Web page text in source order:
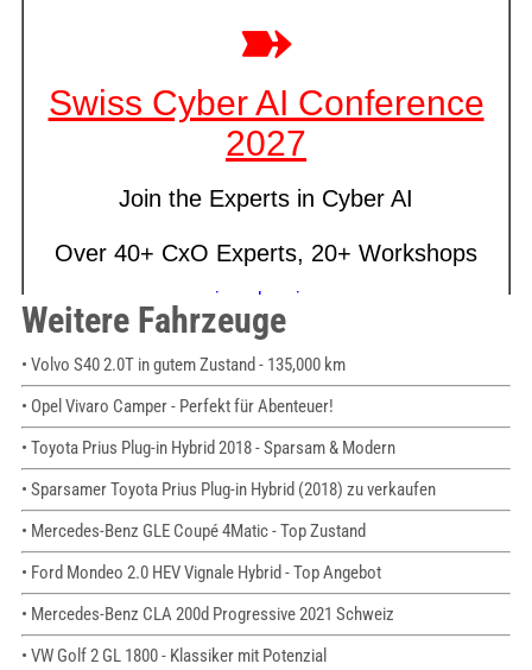
Weitere Fahrzeuge
• Volvo S40 2.0T in gutem Zustand - 135,000 km
• Opel Vivaro Camper - Perfekt für Abenteuer!
• Toyota Prius Plug-in Hybrid 2018 - Sparsam & Modern
• Sparsamer Toyota Prius Plug-in Hybrid (2018) zu verkaufen
• Mercedes-Benz GLE Coupé 4Matic - Top Zustand
• Ford Mondeo 2.0 HEV Vignale Hybrid - Top Angebot
• Mercedes-Benz CLA 200d Progressive 2021 Schweiz
• VW Golf 2 GL 1800 - Klassiker mit Potenzial